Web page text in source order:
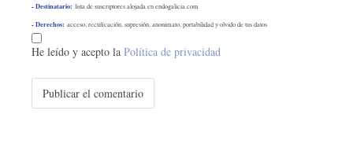
- Destinatario: lista de suscriptores alojada en endogalicia.com
- Derechos: acceso, rectificación, supresión, anonimato, portabilidad y olvido de tus datos
He leído y acepto la Política de privacidad